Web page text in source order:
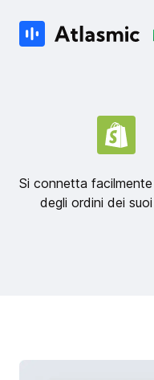
Si connetta
degli ordini dei